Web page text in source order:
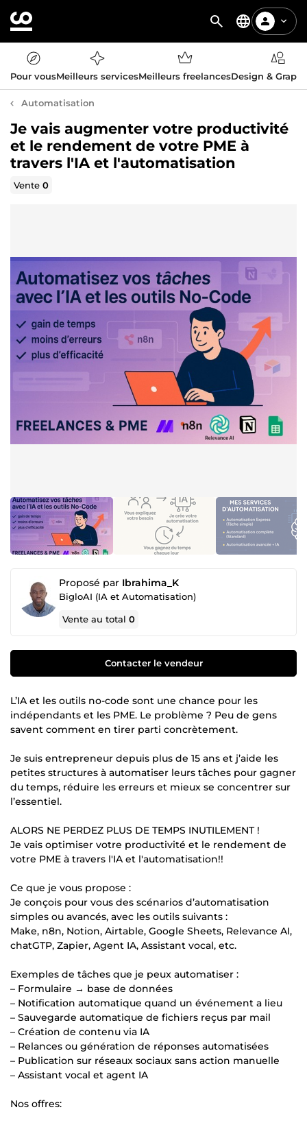
Pour vousMeilleurs servicesMeilleurs freelancesDesign &
Automatisation
Je vais augmenter votre productivité
et le rendement de votre PME à
travers l'IA et l'automatisation
Vente0
Proposé par Ibrahima_K
BigloAI (IA et Automatisation)
Vente au total0
Contacter le vendeur
L’IA et les outils no-code sont une chance pour les
indépendants et les PME. Le problème ? Peu de gens
savent comment en tirer parti concrètement.
Je suis entrepreneur depuis plus de 15 ans et j’aide les
petites structures à automatiser leurs tâches pour gagner
du temps, réduire les erreurs et mieux se concentrer sur
l’essentiel.
ALORS NE PERDEZ PLUS DE TEMPS INUTILEMENT !
Je vais optimiser votre productivité et le rendement de
votre PME à travers l'IA et l'automatisation!!
Ce que je vous propose :
Je conçois pour vous des scénarios d’automatisation
simples ou avancés, avec les outils suivants :
Make, n8n, Notion, Airtable, Google Sheets, Relevance AI,
chatGTP, Zapier, Agent IA, Assistant vocal, etc.
Exemples de tâches que je peux automatiser :
– Formulaire → base de données
– Notification automatique quand un événement a lieu
– Sauvegarde automatique de fichiers reçus par mail
– Création de contenu via IA
– Relances ou génération de réponses automatisées
– Publication sur réseaux sociaux sans action manuelle
– Assistant vocal et agent IA
Nos offres: